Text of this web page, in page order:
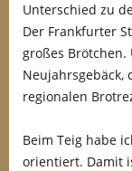
Unterschied zu
Der Frankfurter
großes Brötchen.
Neujahrsgebäck,
regionalen
Beim Teig habe
orientiert. Damit